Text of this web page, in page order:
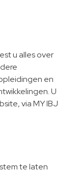
u alles over
en
U
via MY IBJ
te laten